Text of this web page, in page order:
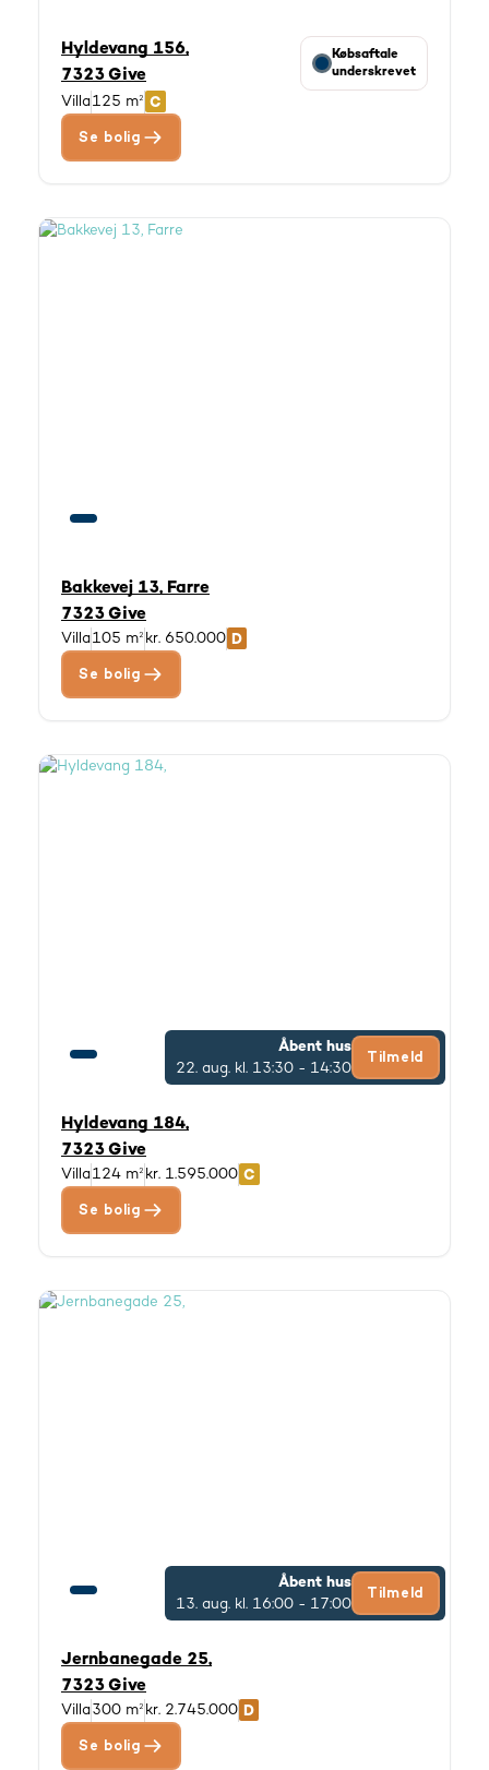
Hyldevang 156,
7323 Give
Købsaftale
underskrevet
Villa125 m²
Se bolig
Bakkevej 13, Farre
7323 Give
Villa105 m² kr. 650.000
Se bolig
Åbent hus
22. aug. kl. 13:30 - 14:30
Tilmeld
Hyldevang 184,
7323 Give
Villa124 m² kr. 1.595.000
Se bolig
Åbent hus
13. aug. kl. 16:00 - 17:00
Tilmeld
Jernbanegade 25,
7323 Give
Villa300 m² kr. 2.745.000
Se bolig